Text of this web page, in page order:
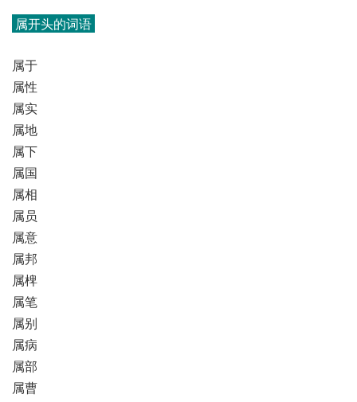
属开头的词语
属于
属性
属实
属地
属下
属国
属相
属员
属意
属邦
属椑
属笔
属别
属病
属部
属曹